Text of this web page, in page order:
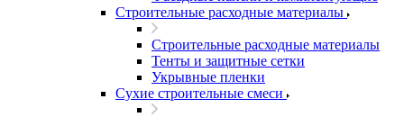
Строительные расходные материалы
Строительные расходные материалы
Тенты и защитные сетки
Укрывные пленки
Сухие строительные смеси